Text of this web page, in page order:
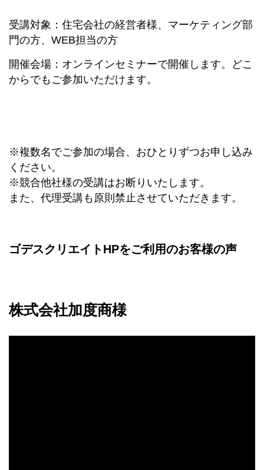
受講対象：住宅会社の経営者様、マーケティング部
門の方、WEB担当の方
開催会場：オンラインセミナーで開催します。どこ
からでもご参加いただけます。
※複数名でご参加の場合、おひとりずつお申し込み
ください。
※競合他社様の受講はお断りいたします。
また、代理受講も原則禁止させていただきます。
ゴデスクリエイトHPをご利用のお客様の声
株式会社加度商様